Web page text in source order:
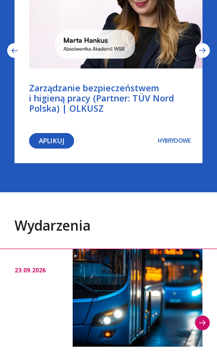
Zarządzanie bezpieczeństwem
i higieną pracy (Partner: TÜV Nord
Polska) | OLKUSZ
APLIKUJ HYBRYDOWE
Wydarzenia
23.09.2026